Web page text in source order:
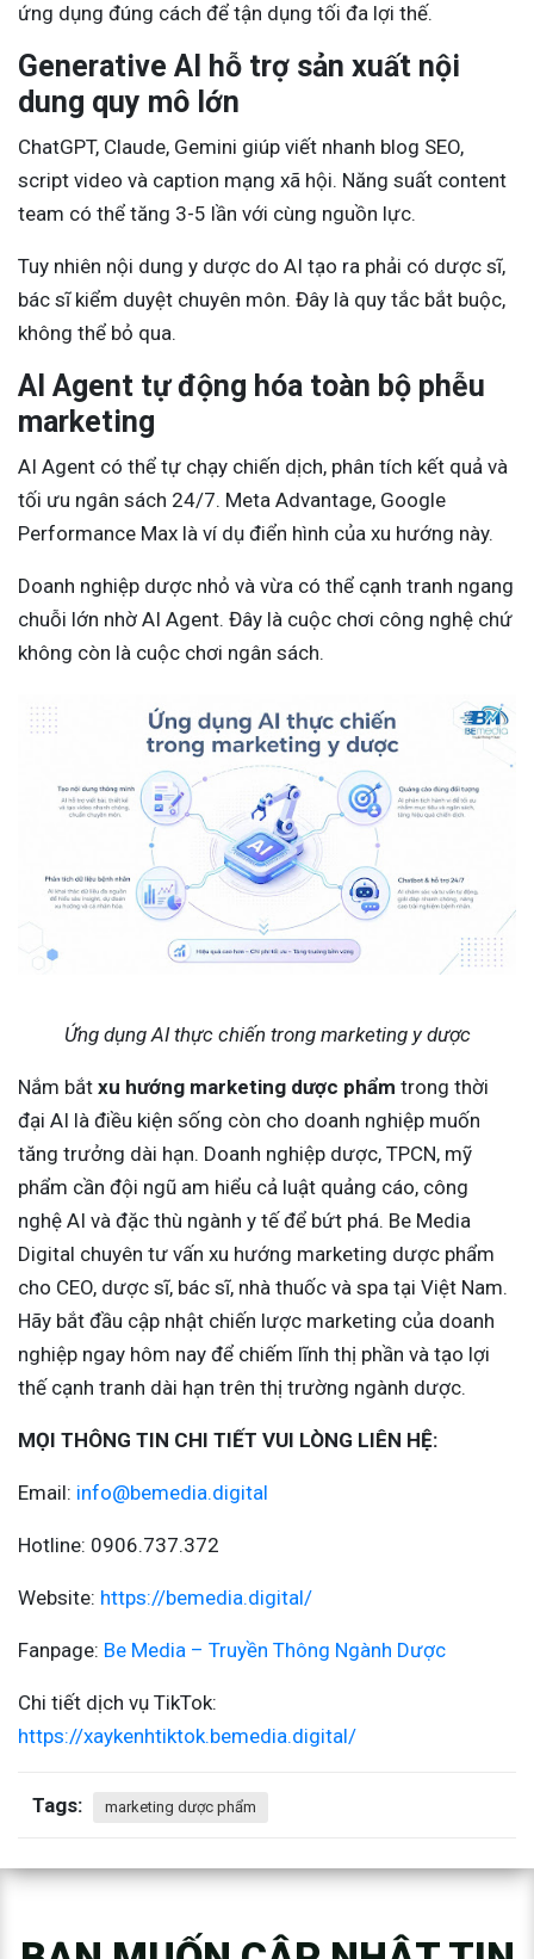
ứng dụng đúng cách để tận dụng tối đa lợi thế.
Generative AI hỗ trợ sản xuất nội
dung quy mô lớn
ChatGPT, Claude, Gemini giúp viết nhanh blog SEO,
script video và caption mạng xã hội. Năng suất content
team có thể tăng 3-5 lần với cùng nguồn lực.
Tuy nhiên nội dung y dược do AI tạo ra phải có dược sĩ,
bác sĩ kiểm duyệt chuyên môn. Đây là quy tắc bắt buộc,
không thể bỏ qua.
AI Agent tự động hóa toàn bộ phễu
marketing
AI Agent có thể tự chạy chiến dịch, phân tích kết quả và
tối ưu ngân sách 24/7. Meta Advantage, Google
Performance Max là ví dụ điển hình của xu hướng này.
Doanh nghiệp dược nhỏ và vừa có thể cạnh tranh ngang
chuỗi lớn nhờ AI Agent. Đây là cuộc chơi công nghệ chứ
không còn là cuộc chơi ngân sách.
Ứng dụng AI thực chiến trong marketing y dược
Nắm bắt xu hướng marketing dược phẩm trong thời
đại AI là điều kiện sống còn cho doanh nghiệp muốn
tăng trưởng dài hạn. Doanh nghiệp dược, TPCN, mỹ
phẩm cần đội ngũ am hiểu cả luật quảng cáo, công
nghệ AI và đặc thù ngành y tế để bứt phá. Be Media
Digital chuyên tư vấn xu hướng marketing dược phẩm
cho CEO, dược sĩ, bác sĩ, nhà thuốc và spa tại Việt Nam.
Hãy bắt đầu cập nhật chiến lược marketing của doanh
nghiệp ngay hôm nay để chiếm lĩnh thị phần và tạo lợi
thế cạnh tranh dài hạn trên thị trường ngành dược.
MỌI THÔNG TIN CHI TIẾT VUI LÒNG LIÊN HỆ:
Email: info@bemedia.digital
Hotline: 0906.737.372
Website: https://bemedia.digital/
Fanpage: Be Media – Truyền Thông Ngành Dược
Chi tiết dịch vụ TikTok:
https://xaykenhtiktok.bemedia.digital/
Tags: marketing dược phẩm